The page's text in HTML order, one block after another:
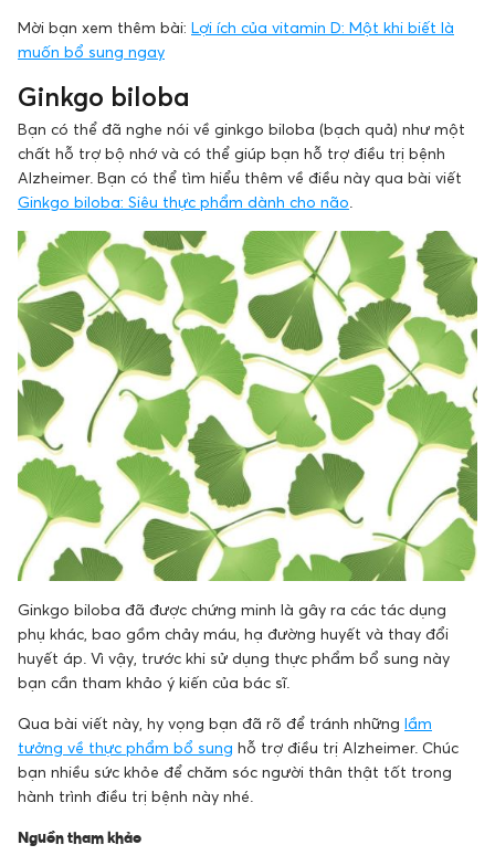
Mời bạn xem thêm bài: Lợi ích của vitamin D: Một khi biết là
muốn bổ sung ngay
Ginkgo biloba
Bạn có thể đã nghe nói về ginkgo biloba (bạch quả) như một
chất hỗ trợ bộ nhớ và có thể giúp bạn hỗ trợ điều trị bệnh
Alzheimer. Bạn có thể tìm hiểu thêm về điều này qua bài viết
Ginkgo biloba: Siêu thực phẩm dành cho não.
Ginkgo biloba đã được chứng minh là gây ra các tác dụng
phụ khác, bao gồm chảy máu, hạ đường huyết và thay đổi
huyết áp. Vì vậy, trước khi sử dụng thực phẩm bổ sung này
bạn cần tham khảo ý kiến của bác sĩ.
Qua bài viết này, hy vọng bạn đã rõ để tránh những lầm
tưởng về thực phẩm bổ sung hỗ trợ điều trị Alzheimer. Chúc
bạn nhiều sức khỏe để chăm sóc người thân thật tốt trong
hành trình điều trị bệnh này nhé.
Nguồn tham khảo